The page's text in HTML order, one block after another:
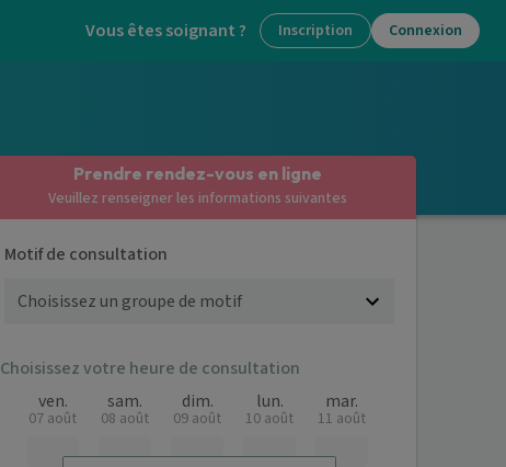
Vous êtes soignant ? Inscription Connexion
Prendre rendez-vous en ligne
Veuillez renseigner les informations suivantes
Motif de consultation
Choisissez votre heure de consultation
ven.
07 août
sam.
08 août
dim.
09 août
lun.
10 août
mar.
11 août